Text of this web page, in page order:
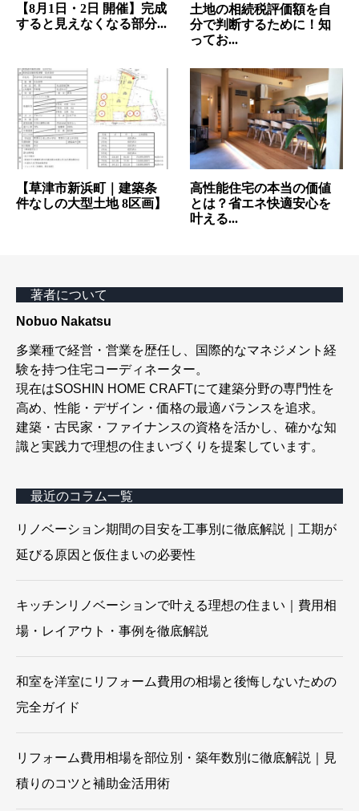
【8月1日・2日 開催】完成
すると見えなくなる部分...
土地の相続税評価額を自
分で判断するために！知
ってお...
【草津市新浜町｜建築条
件なしの大型土地 8区画】
高性能住宅の本当の価値
とは？省エネ快適安心を
叶える...
著者について
Nobuo Nakatsu
多業種で経営・営業を歴任し、国際的なマネジメント経
験を持つ住宅コーディネーター。
現在はSOSHIN HOME CRAFTにて建築分野の専門性を
高め、性能・デザイン・価格の最適バランスを追求。
建築・古民家・ファイナンスの資格を活かし、確かな知
識と実践力で理想の住まいづくりを提案しています。
最近のコラム一覧
リノベーション期間の目安を工事別に徹底解説｜工期が
延びる原因と仮住まいの必要性
キッチンリノベーションで叶える理想の住まい｜費用相
場・レイアウト・事例を徹底解説
和室を洋室にリフォーム費用の相場と後悔しないための
完全ガイド
リフォーム費用相場を部位別・築年数別に徹底解説｜見
積りのコツと補助金活用術